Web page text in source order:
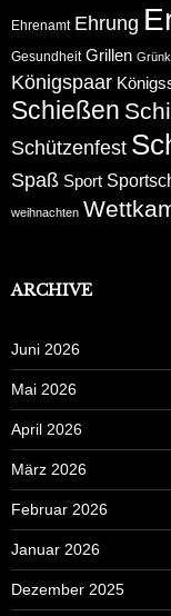
Ehrenamt Ehrung
Gesundheit Grillen
Königspaar
Schießen
Schützenfest
Spaß Sport
weihnachten
ARCHIVE
Juni 2026
Mai 2026
April 2026
März 2026
Februar 2026
Januar 2026
Dezember 2025